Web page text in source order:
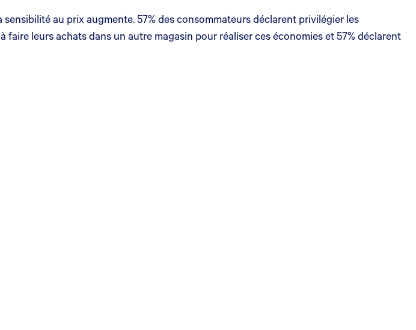
au prix augmente. 57% des consommateurs déclarent privilégier les
leurs achats dans un autre magasin pour réaliser ces économies et 57% déclarent